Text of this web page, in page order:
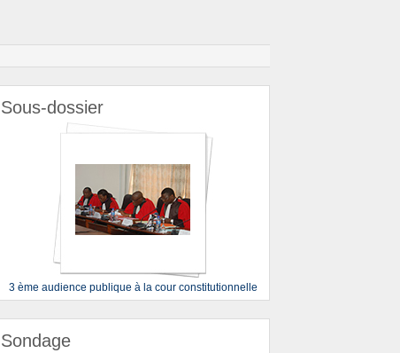
Sous-dossier
3 ème audience publique à la cour constitutionnelle
Sondage